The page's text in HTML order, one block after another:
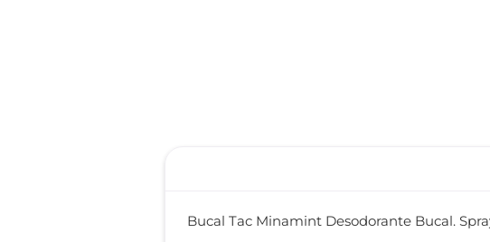
Bucal Tac Minamint Desodorante Bucal.